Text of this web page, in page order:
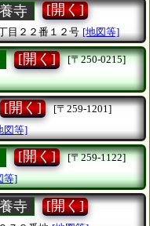
寺 [開く]
目２２番１２号 [地図等]
[開く]
[〒250-0215]
[開く]
[〒259-1201]
図等]
[開く]
[〒259-1122]
等]
寺 [開く]